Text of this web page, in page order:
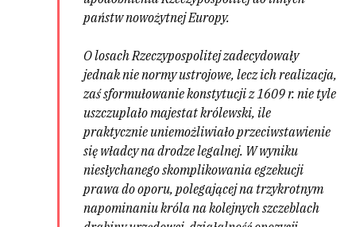
państw nowożytnej Europy.
O losach Rzeczypospolitej zadecydowały
jednak nie normy ustrojowe, lecz ich realizacja,
zaś sformułowanie konstytucji z 1609 r. nie tyle
uszczuplało majestat królewski, ile
praktycznie uniemożliwiało przeciwstawienie
się władcy na drodze legalnej. W wyniku
niesłychanego skomplikowania egzekucji
prawa do oporu, polegającej na trzykrotnym
napominaniu króla na kolejnych szczeblach